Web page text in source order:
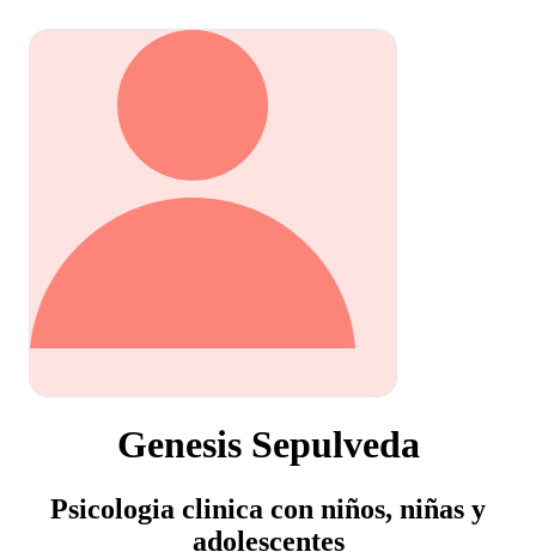
Genesis Sepulveda
Psicologia clinica con niños, niñas y
adolescentes